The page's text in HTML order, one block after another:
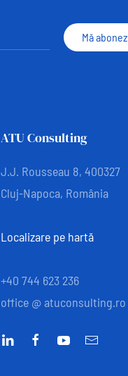
Mă abonez
ATU Consulting
J.J. Rousseau 8, 400327
Cluj-Napoca, România
Localizare pe hartă
+40 744 623 236
office @ atuconsulting.ro